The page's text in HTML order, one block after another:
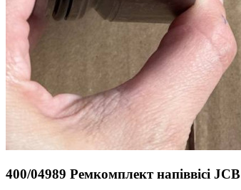
400/04989 Ремкомплект напіввісі JCB